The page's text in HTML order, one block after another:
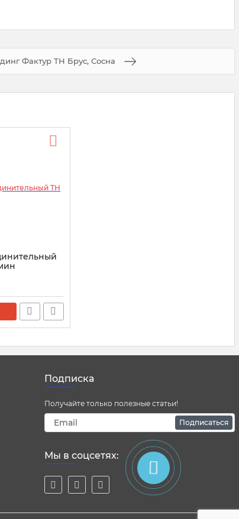
Фактур ТН Брус, Сосна
Подписка
Получайте только полезные статьи!
Подписаться
Мы в соцсетях: